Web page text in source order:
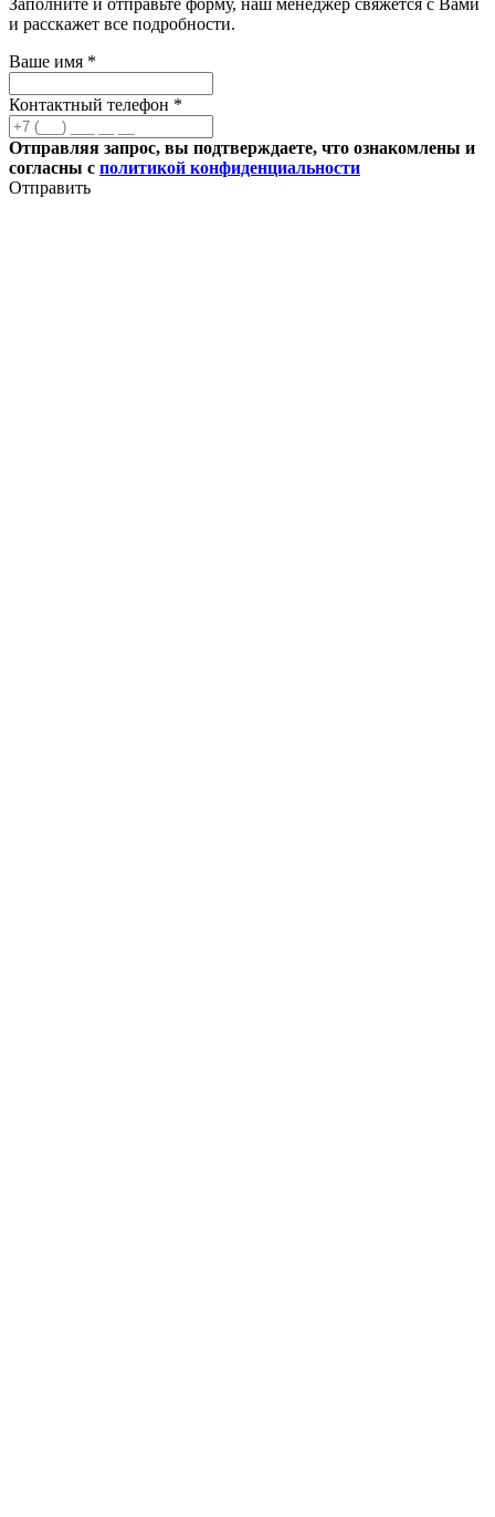
Заполните и отправьте форму, наш менеджер свяжется с Вами
и расскажет все подробности.
Ваше имя *
Контактный телефон *
Отправляя запрос, вы подтверждаете, что ознакомлены и
согласны с политикой конфиденциальности
Отправить